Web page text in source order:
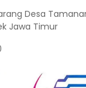
Desa
Jawa Timur